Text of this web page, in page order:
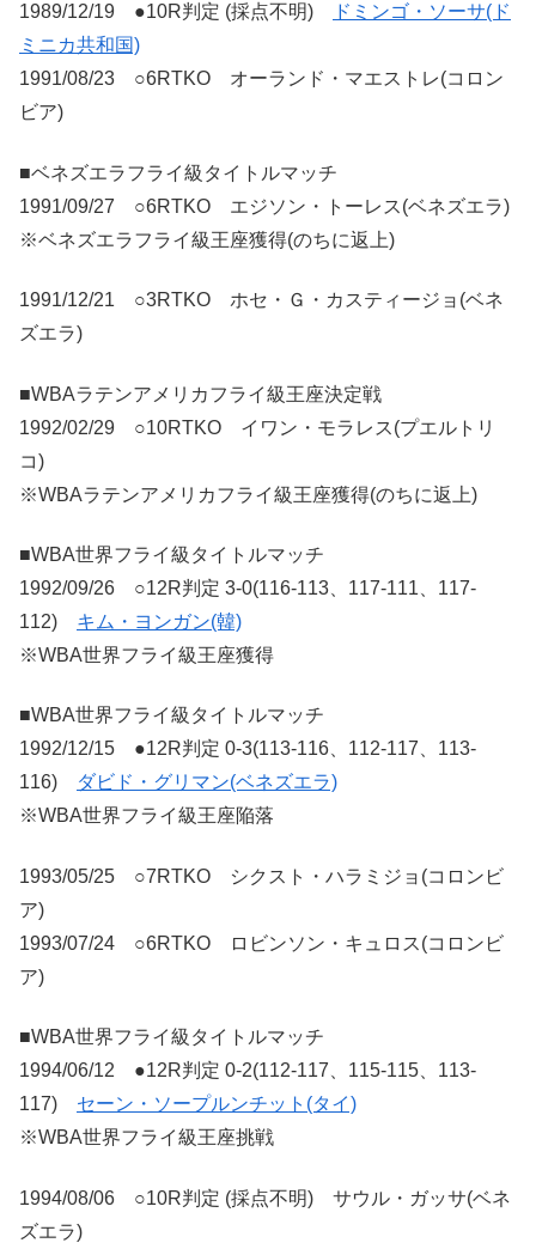
1989/12/19 ●10R判定 (採点不明)
ドミンゴ・ソーサ(ド
ミニカ共和国)
1991/08/23 ○6RTKO オーランド・マエストレ(コロン
ビア)
■ベネズエラフライ級タイトルマッチ
1991/09/27 ○6RTKO エジソン・トーレス(ベネズエラ)
※ベネズエラフライ級王座獲得(のちに返上)
1991/12/21 ○3RTKO ホセ・Ｇ・カスティージョ(ベネ
ズエラ)
■WBAラテンアメリカフライ級王座決定戦
1992/02/29 ○10RTKO イワン・モラ​​レス(プエルトリ
コ)
※WBAラテンアメリカフライ級王座獲得(のちに返上)
■WBA世界フライ級タイトルマッチ
1992/09/26 ○12R判定 3-0(116-113、117-111、117-
112) キム・ヨンガン(韓)
※WBA世界フライ級王座獲得
■WBA世界フライ級タイトルマッチ
1992/12/15 ●12R判定 0-3(113-116、112-117、113-
116)
ダビド・グリマン(ベネズエラ)
※WBA世界フライ級王座陥落
1993/05/25 ○7RTKO シクスト・ハラミジョ(コロンビ
ア)
1993/07/24 ○6RTKO ロビンソン・キュロス(コロンビ
ア)
■WBA世界フライ級タイトルマッチ
1994/06/12 ●12R判定 0-2(112-117、115-115、113-
117) セーン・ソープルンチット(タイ)
※WBA世界フライ級王座挑戦
1994/08/06 ○10R判定 (採点不明) サウル・ガッサ(ベネ
ズエラ)